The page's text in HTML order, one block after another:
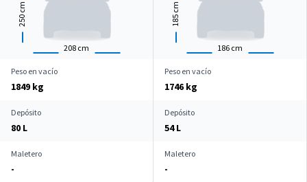
208 cm
250
cm
186 cm
185
cm
Peso en vacío
1849 kg
Peso en vacío
1746 kg
Depósito
80 L
Depósito
54 L
Maletero
-
Maletero
-